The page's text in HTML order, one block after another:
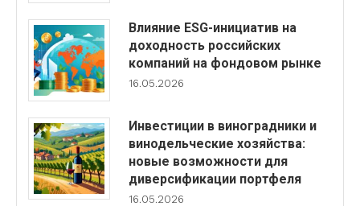
Влияние ESG-инициатив на
доходность российских
компаний на фондовом рынке
16.05.2026
Инвестиции в виноградники и
винодельческие хозяйства:
новые возможности для
диверсификации портфеля
16.05.2026